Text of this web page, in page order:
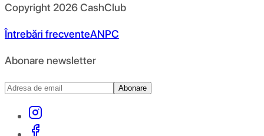
Copyright 2026CashClub
Întrebări frecventeANPC
Abonare newsletter
Abonare